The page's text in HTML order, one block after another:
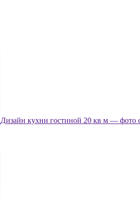
Дизайн кухни гостиной 20 кв м — фото